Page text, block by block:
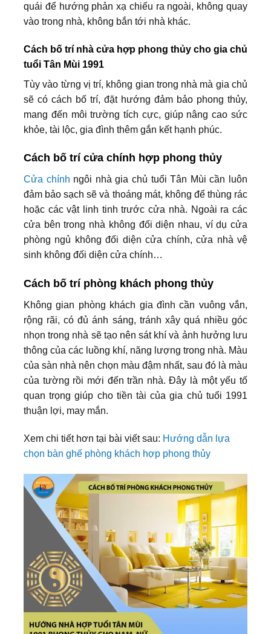
quái để hướng phản xạ chiếu ra ngoài, không quay
vào trong nhà, không bắn tới nhà khác.
Cách bố trí nhà cửa hợp phong thủy cho gia chủ
tuổi Tân Mùi 1991
Tùy vào từng vị trí, không gian trong nhà mà gia chủ
sẽ có cách bố trí, đặt hướng đảm bảo phong thủy,
mang đến môi trường tích cực, giúp nâng cao sức
khỏe, tài lộc, gia đình thêm gắn kết hạnh phúc.
Cách bố trí cửa chính hợp phong thủy
Cửa chính ngôi nhà gia chủ tuổi Tân Mùi cần luôn
đảm bảo sạch sẽ và thoáng mát, không để thùng rác
hoặc các vật linh tinh trước cửa nhà. Ngoài ra các
cửa bên trong nhà không đối diện nhau, ví dụ cửa
phòng ngủ không đối diện cửa chính, cửa nhà vệ
sinh không đối diện cửa chính…
Cách bố trí phòng khách phong thủy
Không gian phòng khách gia đình cần vuông vắn,
rộng rãi, có đủ ánh sáng, tránh xây quá nhiều góc
nhọn trong nhà sẽ tạo nên sát khí và ảnh hưởng lưu
thông của các luồng khí, năng lượng trong nhà. Màu
của sàn nhà nên chọn màu đậm nhất, sau đó là màu
của tường rồi mới đến trần nhà. Đây là một yếu tố
quan trọng giúp cho tiền tài của gia chủ tuổi 1991
thuận lợi, may mắn.
Xem chi tiết hơn tại bài viết sau: Hướng dẫn lựa
chọn bàn ghế phòng khách hợp phong thủy